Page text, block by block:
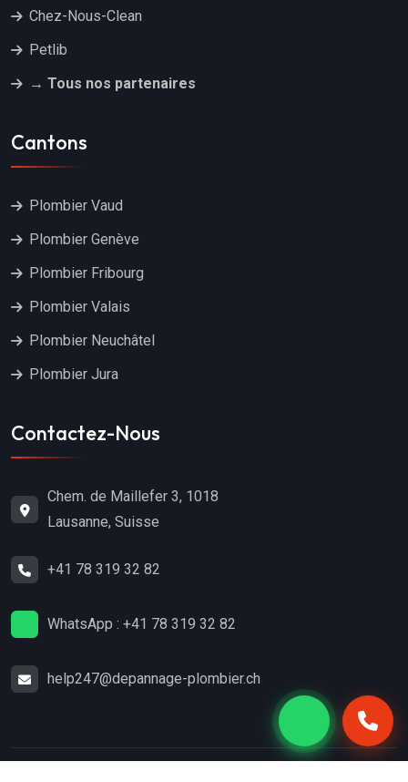
Chez-Nous-Clean
Petlib
→ Tous nos partenaires
Cantons
Plombier Vaud
Plombier Genève
Plombier Fribourg
Plombier Valais
Plombier Neuchâtel
Plombier Jura
Contactez-Nous
Chem. de Maillefer 3, 1018
Lausanne, Suisse
+41 78 319 32 82
WhatsApp : +41 78 319 32 82
help247@depannage-plombier.ch